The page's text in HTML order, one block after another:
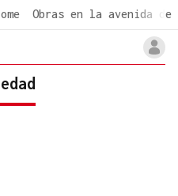
Obras en la avenida de